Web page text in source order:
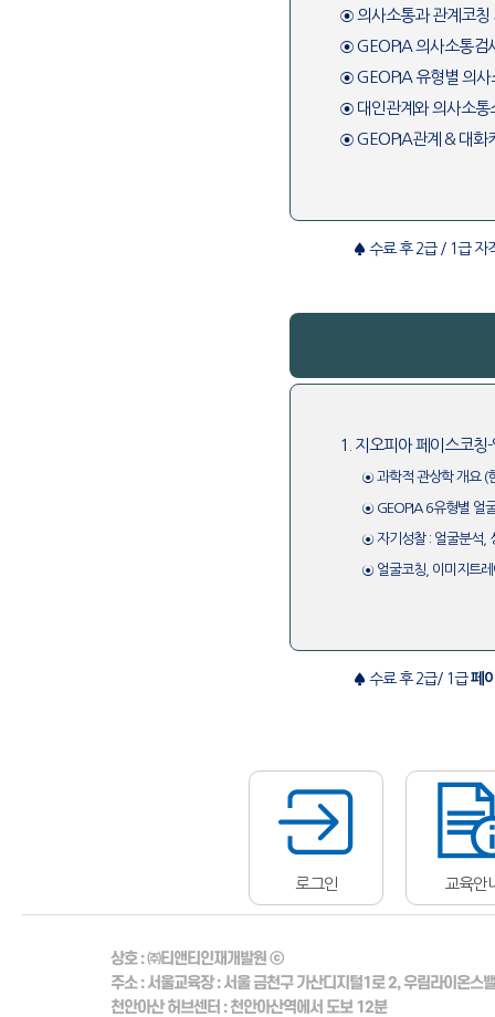
⊙ 의사소통과 관계코칭
⊙ GEOPIA 의사소통검
⊙ GEOPIA 유형별 의사
⊙ 대인관계와 의사소통
⊙ GEOPIA관계 & 대화
♠ 수료 후 2급 / 1급 자
1. 지오피아 페이스코칭
⊙ 과학적 관상학 개요 (
⊙ GEOPIA 6유형별 얼
⊙ 자기성찰 : 얼굴분석,
⊙ 얼굴코칭, 이미지트레
♠ 수료 후 2급/ 1급페
로그인 교육안
상호 :㈜티앤티인재개발원 ⓒ
주소 : 서울교육장: 서울 금천구 가산디지털1로 2, 우림라이온스
천안아산 허브센터 : 천안아산역에서 도보 12분